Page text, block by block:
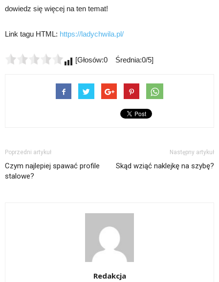
dowiedz się więcej na ten temat!
Link tagu HTML: https://ladychwila.pl/
[Głosów:0 Średnia:0/5]
Poprzedni artykuł
Czym najlepiej spawać profile
stalowe?
Następny artykuł
Skąd wziąć naklejkę na szybę?
Redakcja